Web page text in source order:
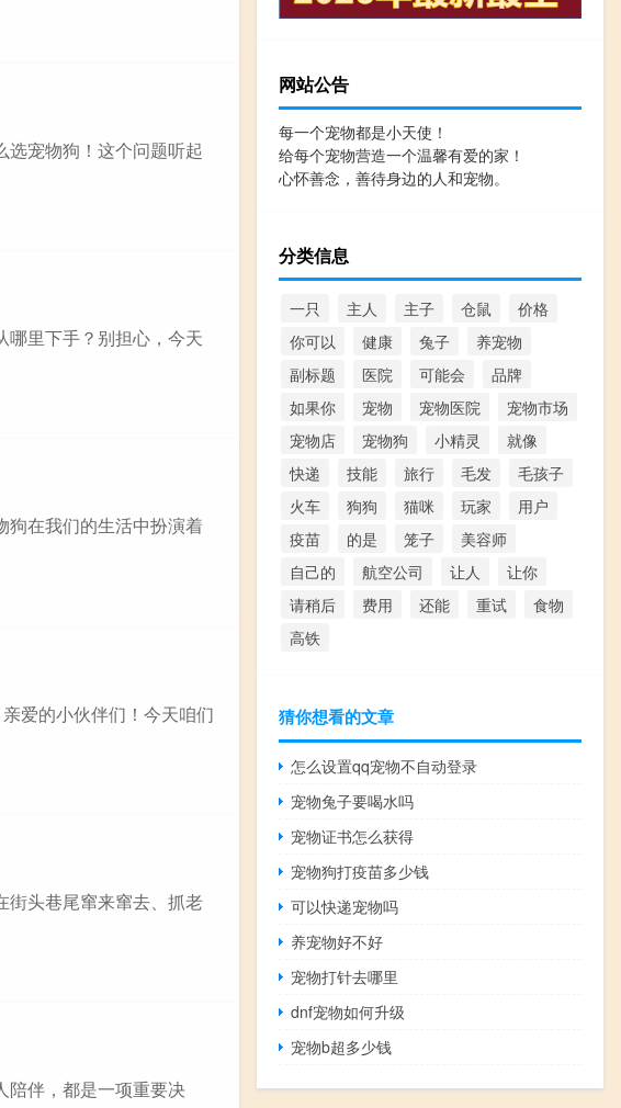
选宠物狗！这个问题听起
哪里下手？别担心，今天
狗在我们的生活中扮演着
爱的小伙伴们！今天咱们
街头巷尾窜来窜去、抓老
陪伴，都是一项重要决
网站公告
每一个宠物都是小天使！
给每个宠物营造一个温馨有爱的家！
心怀善念，善待身边的人和宠物。
分类信息
一只 主人 主子 仓鼠
价格
你可以
健康 兔子
养宠物
副标题
医院 可能会
品牌
如果你
宠物 宠物医院
宠物市场
宠物店
宠物狗 小精灵
就像
快递
技能 旅行 毛发
毛孩子
火车
狗狗 猫咪 玩家
用户
疫苗
的是 笼子
美容师
自己的
航空公司 让人
让你
请稍后
费用 还能 重试
食物
高铁
猜你想看的文章
怎么设置qq宠物不自动登录
宠物兔子要喝水吗
宠物证书怎么获得
宠物狗打疫苗多少钱
可以快递宠物吗
养宠物好不好
宠物打针去哪里
dnf宠物如何升级
宠物b超多少钱